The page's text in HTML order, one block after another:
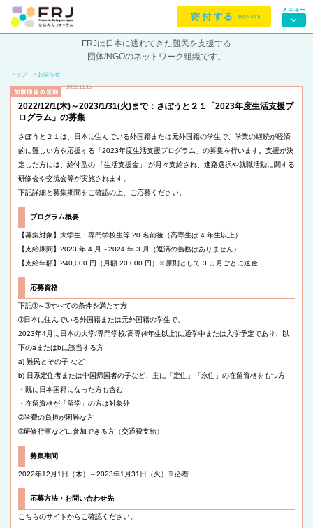
FRJは日本に逃れてきた難民を支援する
団体/NGOのネットワーク組織です。
トップ > お知らせ
2022.11.15
2022/12/1(木)～2023/1/31(火)まで：さぽうと２１「2023年度生活支援プ
ログラム」の募集
さぽうと２１は、日本に住んでいる外国籍または元外国籍の学生で、学業の継続が経済
的に難しい方を応援する「2023年度生活支援プログラム」の募集を行います。支援が決
定した方には、給付型の 「生活支援金」 が月々支給され、進路選択や就職活動に関する
研修会や交流会等が実施されます。
下記詳細と募集期間をご確認の上、ご応募ください。
プログラム概要
【募集対象】大学生・専門学校生等 20 名前後（高専生は 4 年生以上）
【支給期間】2023 年 4 月～2024 年 3 月（返済の義務はありません）
【支給年額】240,000 円（月額 20,000 円）※原則として 3 ヵ月ごとに送金
応募資格
下記➀～➂すべての条件を満たす方
➀日本に住んでいる外国籍または元外国籍の学生で、
2023年4月に日本の大学/専門学校/高専(4年生以上)に通学中または入学予定であり、以
下のaまたはbに該当する方
a) 難民とその子 など
b) 日系定住者または中国帰国者の子など、主に「定住」「永住」の在留資格をもつ方
・既に日本国籍になった方も含む
・在留資格が「留学」の方は対象外
➁学費の負担が困難な方
➂研修行事などに参加できる方（交通費支給）
募集期間
2022年12月1日（木）～2023年1月31日（火）※必着
応募方法・お問い合わせ先
こちらのサイトからご確認ください。